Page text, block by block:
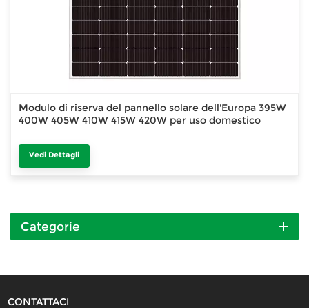
Modulo di riserva del pannello solare dell'Europa 395W
400W 405W 410W 415W 420W per uso domestico
Vedi Dettagli
Categorie
CONTATTACI